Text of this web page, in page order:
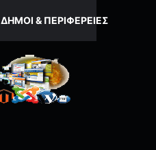
ΔΉΜΟΙ & ΠΕΡΙΦΈΡΕΙΕΣ